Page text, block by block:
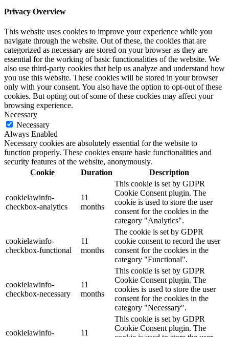
Privacy Overview
This website uses cookies to improve your experience while you
navigate through the website. Out of these, the cookies that are
categorized as necessary are stored on your browser as they are
essential for the working of basic functionalities of the website. We
also use third-party cookies that help us analyze and understand how
you use this website. These cookies will be stored in your browser
only with your consent. You also have the option to opt-out of these
cookies. But opting out of some of these cookies may affect your
browsing experience.
Necessary
Necessary
Always Enabled
Necessary cookies are absolutely essential for the website to
function properly. These cookies ensure basic functionalities and
security features of the website, anonymously.
Cookie
Duration Description
cookielawinfo-
checkbox-analytics
11
months
This cookie is set by GDPR
Cookie Consent plugin. The
cookie is used to store the user
consent for the cookies in the
category "Analytics".
cookielawinfo-
checkbox-functional
11
months
The cookie is set by GDPR
cookie consent to record the user
consent for the cookies in the
category "Functional".
cookielawinfo-
checkbox-necessary
11
months
This cookie is set by GDPR
Cookie Consent plugin. The
cookies is used to store the user
consent for the cookies in the
category "Necessary".
cookielawinfo- 11
This cookie is set by GDPR
Cookie Consent plugin. The